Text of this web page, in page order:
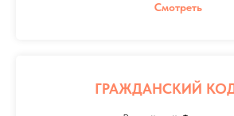
Смотреть
ГРАЖДАНСКИЙ